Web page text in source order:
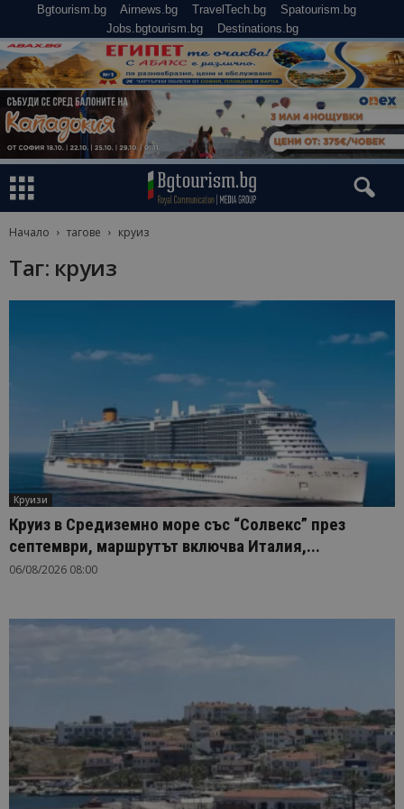
Bgtourism.bg Airnews.bg TravelTech.bg
Spatourism.bg
Jobs.bgtourism.bg
Destinations.bg
Начало тагове круиз
Таг: круиз
Круизи
Круиз в Средиземно море със “Солвекс” през
септември, маршрутът включва Италия,...
06/08/2026 08:00